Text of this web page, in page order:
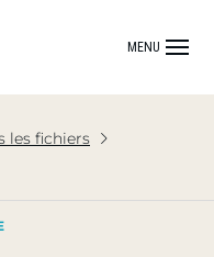
MENU
les fichiers